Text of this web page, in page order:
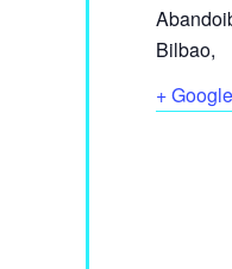
Bilbao,
+